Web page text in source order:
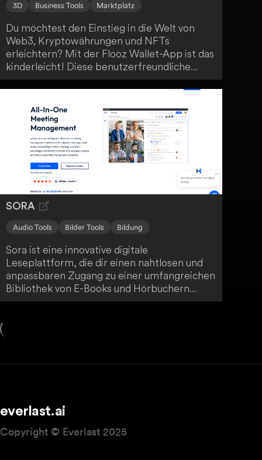
3D Business Tools Marktplatz
Du möchtest den Einstieg in die Welt von
Web3, Kryptowährungen und NFTs
erleichtern? Mit der Flooz Wallet-App ist das
kinderleicht! Diese benutzerfreundliche
Anwendung ermöglicht es dir, Krypto-Assets
einfach zu kaufen, handeln, versenden und
verwalten. Egal ob fungible oder nicht-
fungible Token (NFTs) - die App unterstützt
sie alle auf Ethereum, Polygon (Matic) und
der Binance Smart Chain. Und dank der
Möglichkeit, Kryptowährungen per Karte zu
erwerben, ist der Einstieg so einfach wie nie
zuvor. Probiere es aus und entdecke die Welt
der digitalen Finanzen!
SORA
Audio Tools Bilder Tools Bildung
Sora ist eine innovative digitale
Leseplattform, die dir einen nahtlosen und
anpassbaren Zugang zu einer umfangreichen
Bibliothek von E-Books und Hörbüchern
bietet. Die Plattform fördert die
erleichtert das Management deiner digitalen
Buchbestände.
everlast.ai
Copyright © Everlast 2025